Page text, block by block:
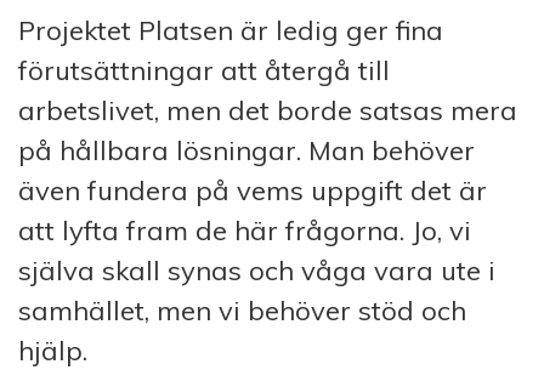
Projektet Platsen är ledig ger fina
förutsättningar att återgå till
arbetslivet, men det borde satsas mera
på hållbara lösningar. Man behöver
även fundera på vems uppgift det är
att lyfta fram de här frågorna. Jo, vi
själva skall synas och våga vara ute i
samhället, men vi behöver stöd och
hjälp.